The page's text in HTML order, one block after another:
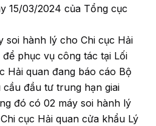
15/03/2024 của Tổng cục
soi hành lý cho Chi cục Hải
phục vụ công tác tại Lối
Hải quan đang báo cáo Bộ
đầu tư trung hạn giai
đó có 02 máy soi hành lý
cục Hải quan cửa khẩu Lý